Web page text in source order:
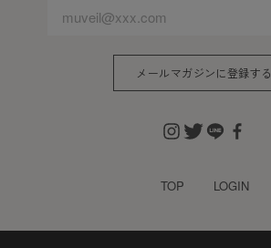
メールマガジンに登録する
TOP LOGIN